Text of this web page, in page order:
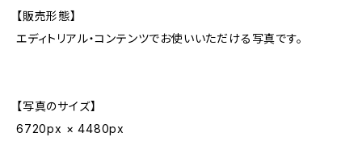
【販売形態】
エディトリアル・コンテンツでお使いいただける写真です。
【写真のサイズ】
6720px × 4480px